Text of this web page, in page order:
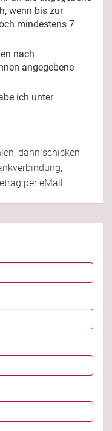
wenn bis zur
mindestens 7
nach
angegebene
ich unter
dann schicken
per eMail.